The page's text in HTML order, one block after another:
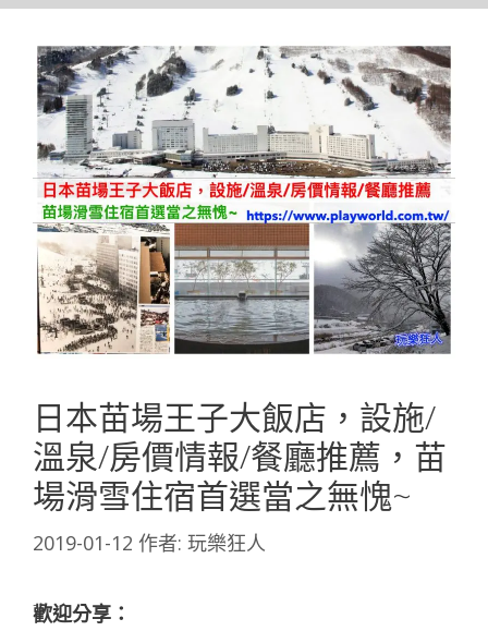
日本苗場王子大飯店，設施/
溫泉/房價情報/餐廳推薦，苗
場滑雪住宿首選當之無愧~
2019-01-12 作者: 玩樂狂人
歡迎分享：